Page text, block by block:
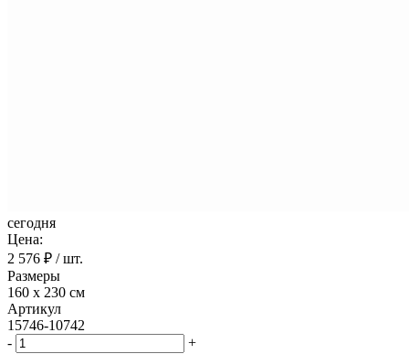
сегодня
Цена:
2 576 ₽ / шт.
Размеры
160 х 230 см
Артикул
15746-10742
-
+